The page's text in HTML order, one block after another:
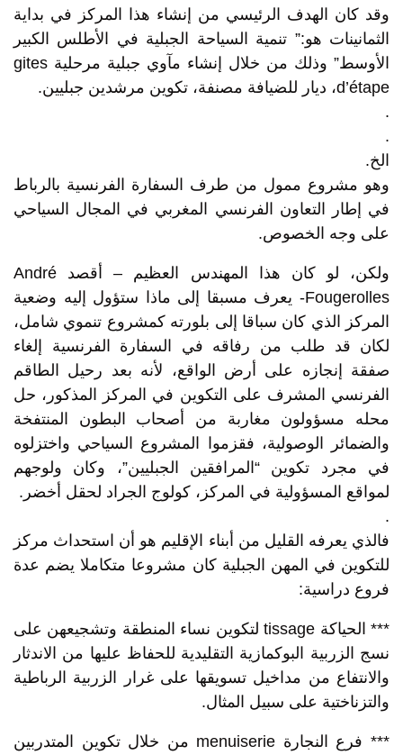
وقد كان الهدف الرئيسي من إنشاء هذا المركز في بداية
الثمانينات هو:” تنمية السياحة الجبلية في الأطلس الكبير
الأوسط” وذلك من خلال إنشاء مآوي جبلية مرحلية gites
d’étape، ديار للضيافة مصنفة، تكوين مرشدين جبليين.
.
.
الخ.
وهو مشروع ممول من طرف السفارة الفرنسية بالرباط
في إطار التعاون الفرنسي المغربي في المجال السياحي
على وجه الخصوص.
ولكن، لو كان هذا المهندس العظيم – أقصد André
Fougerolles- يعرف مسبقا إلى ماذا ستؤول إليه وضعية
المركز الذي كان سباقا إلى بلورته كمشروع تنموي شامل،
لكان قد طلب من رفاقه في السفارة الفرنسية إلغاء
صفقة إنجازه على أرض الواقع، لأنه بعد رحيل الطاقم
الفرنسي المشرف على التكوين في المركز المذكور، حل
محله مسؤولون مغاربة من أصحاب البطون المنتفخة
والضمائر الوصولية، فقزموا المشروع السياحي واختزلوه
في مجرد تكوين “المرافقين الجبليين”، وكان ولوجهم
لمواقع المسؤولية في المركز، كولوج الجراد لحقل أخضر.
.
فالذي يعرفه القليل من أبناء الإقليم هو أن استحداث مركز
للتكوين في المهن الجبلية كان مشروعا متكاملا يضم عدة
فروع دراسية:
*** الحياكة tissage لتكوين نساء المنطقة وتشجيعهن على
نسج الزربية البوكمازية التقليدية للحفاظ عليها من الاندثار
والانتفاع من مداخيل تسويقها على غرار الزربية الرباطية
والتزناختية على سبيل المثال.
*** فرع النجارة menuiserie من خلال تكوين المتدربين